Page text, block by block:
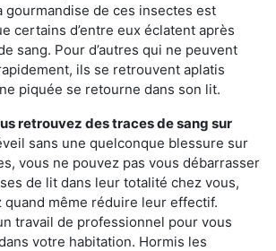
gourmandise de ces insectes est
certains d’entre eux éclatent après
sang. Pour d’autres qui ne peuvent
ils se retrouvent aplatis
piquée se retourne dans son lit.
retrouvez des traces de sang sur
sans une quelconque blessure sur
vous ne pouvez pas vous débarrasser
de lit dans leur totalité chez vous,
quand même réduire leur effectif.
travail de professionnel pour vous
votre habitation. Hormis les